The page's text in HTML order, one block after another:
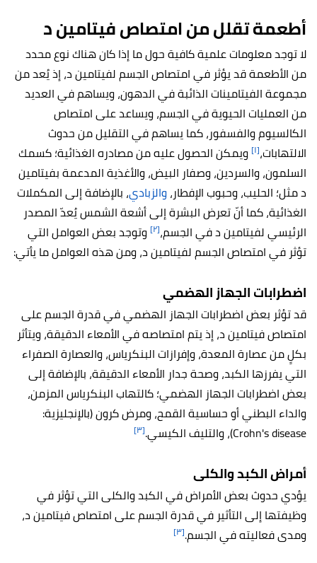
أطعمة تقلل من امتصاص فيتامين د
لا توجد معلومات علمية كافية حول ما إذا كان هناك نوع محدد
من الأطعمة قد يؤثر في امتصاص الجسم لفيتامين د، إذ يُعد من
مجموعة الفيتامينات الذائبة في الدهون، ويساهم في العديد
من العمليات الحيوية في الجسم، ويساعد على امتصاص
الكالسيوم والفسفور، كما يساهم في التقليل من حدوث
الالتهابات،[١] ويمكن الحصول عليه من مصادره الغذائية؛ كسمك
السلمون، والسردين، وصفار البيض، والأغذية المدعمة بفيتامين
د مثل؛ الحليب، وحبوب الإفطار،والزبادي، بالإضافة إلى المكملات
الغذائية، كما أنّ تعرض البشرة إلى أشعة الشمس يُعدّ المصدر
الرئيسي لفيتامين د في الجسم،[٢]
وتوجد بعض العوامل التي
تؤثر في امتصاص الجسم لفيتامين د، ومن هذه العوامل ما يأتي:
اضطرابات الجهاز الهضمي
قد تؤثر بعض اضطرابات الجهاز الهضمي في قدرة الجسم على
امتصاص فيتامين د، إذ يتم امتصاصه في الأمعاء الدقيقة، ويتأثر
بكلٍ من عصارة المعدة، وإفرازات البنكرياس، والعصارة الصفراء
التي يفرزها الكبد، وصحة جدار الأمعاء الدقيقة، بالإضافة إلى
بعض اضطرابات الجهاز الهضمي؛ كالتهاب البنكرياس المزمن،
والداء البطني أو حساسية القمح، ومرض كرون (بالإنجليزية:
Crohn's disease)، والتليف الكيسي.
[٣]
أمراض الكبد والكلى
يؤدي حدوث بعض الأمراض في الكبد والكلى التي تؤثر في
وظيفتها إلى التأثير في قدرة الجسم على امتصاص فيتامين د،
ومدى فعاليته في الجسم.[٣]